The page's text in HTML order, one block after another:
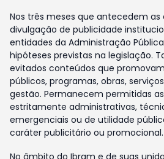
Nos três meses que antecedem as
divulgação de publicidade
entidades da Administração
hipóteses previstas na legislação.
evitados conteúdos que
públicos, programas, obras,
gestão. Permanecem permitidas
estritamente administrativas,
emergenciais ou de utilidade
caráter publicitário ou promocional.